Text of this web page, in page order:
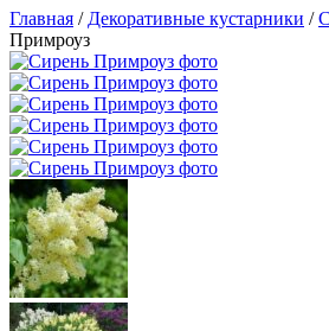
Главная / Декоративные кустарники /
Примроуз